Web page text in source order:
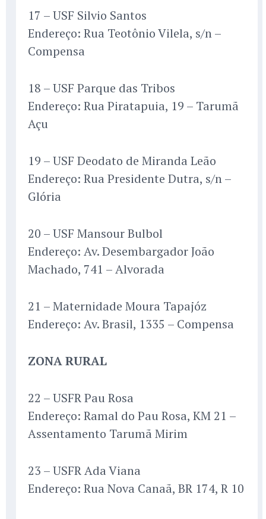
17 – USF Silvio Santos
Endereço: Rua Teotônio Vilela, s/n –
Compensa
18 – USF Parque das Tribos
Endereço: Rua Piratapuia, 19 – Tarumã
Açu
19 – USF Deodato de Miranda Leão
Endereço: Rua Presidente Dutra, s/n –
Glória
20 – USF Mansour Bulbol
Endereço: Av. Desembargador João
Machado, 741 – Alvorada
21 – Maternidade Moura Tapajóz
Endereço: Av. Brasil, 1335 – Compensa
ZONA RURAL
22 – USFR Pau Rosa
Endereço: Ramal do Pau Rosa, KM 21 –
Assentamento Tarumã Mirim
23 – USFR Ada Viana
Endereço: Rua Nova Canaã, BR 174, R 10